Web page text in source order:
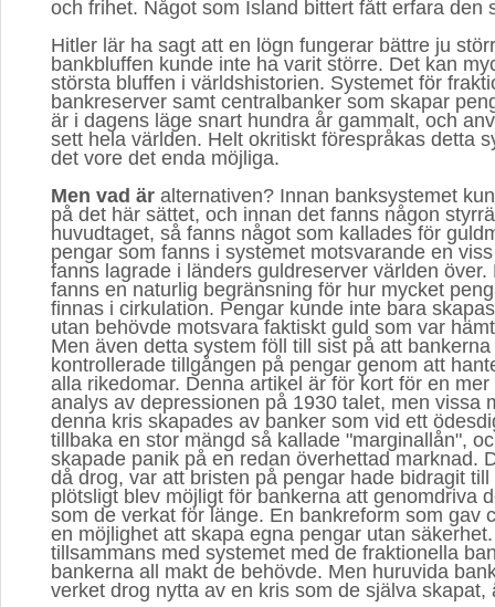
och frihet. Något som Island bittert fått erfara den
Hitler lär ha sagt att en lögn fungerar bättre ju
bankbluffen kunde inte ha varit större. Det kan
största bluffen i världshistorien. Systemet för
bankreserver samt centralbanker som skapar
är i dagens läge snart hundra år gammalt, och
sett hela världen. Helt okritiskt förespråkas detta
det vore det enda möjliga.
Men vad är alternativen? Innan banksystemet
på det här sättet, och innan det fanns någon
huvudtaget, så fanns något som kallades för
pengar som fanns i systemet motsvarande en
fanns lagrade i länders guldreserver världen över.
fanns en naturlig begränsning för hur mycket
finnas i cirkulation. Pengar kunde inte bara
utan behövde motsvara faktiskt guld som var
Men även detta system föll till sist på att
kontrollerade tillgången på pengar genom att
alla rikedomar. Denna artikel är för kort för en
analys av depressionen på 1930 talet, men vissa
denna kris skapades av banker som vid ett
tillbaka en stor mängd så kallade "marginallån",
skapade panik på en redan överhettad marknad.
då drog, var att bristen på pengar hade bidragit
plötsligt blev möjligt för bankerna att genomdriva
som de verkat för länge. En bankreform som gav
en möjlighet att skapa egna pengar utan
tillsammans med systemet med de fraktionella
bankerna all makt de behövde. Men huruvida
verket drog nytta av en kris som de själva skapat,